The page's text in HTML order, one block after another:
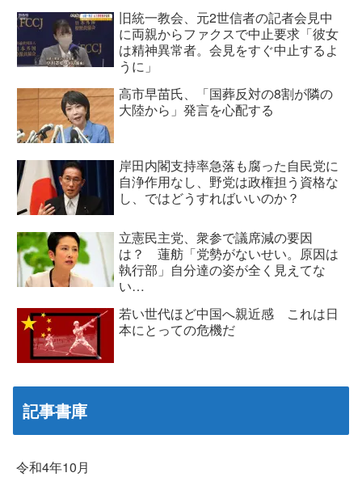
旧統一教会、元2世信者の記者会見中
に両親からファクスで中止要求「彼女
は精神異常者。会見をすぐ中止するよ
うに」
高市早苗氏、「国葬反対の8割が隣の
大陸から」発言を心配する
岸田内閣支持率急落も腐った自民党に
自浄作用なし、野党は政権担う資格な
し、ではどうすればいいのか？
立憲民主党、衆参で議席減の要因
は？ 蓮舫「党勢がないせい。原因は
執行部」自分達の姿が全く見えてな
い…
若い世代ほど中国へ親近感 これは日
本にとっての危機だ
記事書庫
令和4年10月